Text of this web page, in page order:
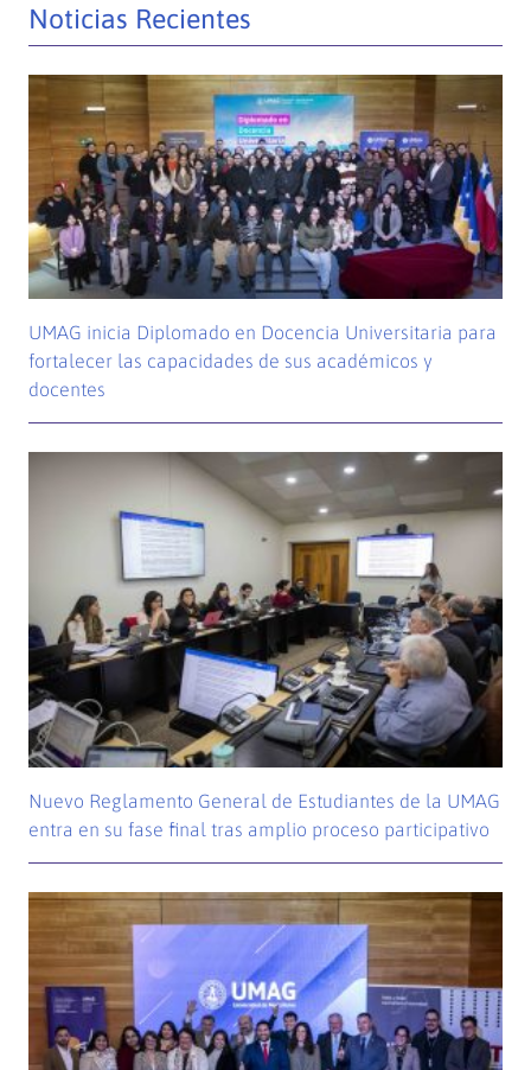
Noticias Recientes
UMAG inicia Diplomado en Docencia Universitaria para
fortalecer las capacidades de sus académicos y
docentes
Nuevo Reglamento General de Estudiantes de la UMAG
entra en su fase final tras amplio proceso participativo